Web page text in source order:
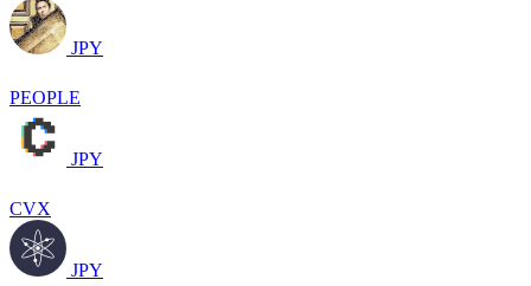
JPY
PEOPLE
JPY
CVX
JPY